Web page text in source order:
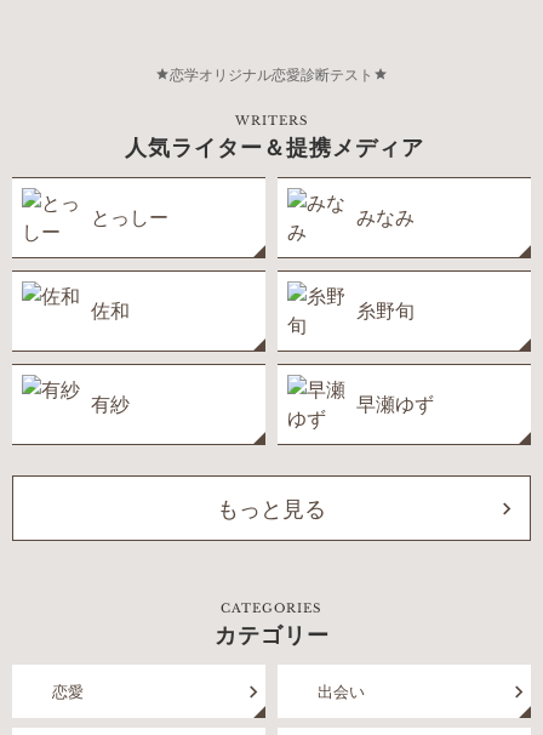
恋学オリジナル恋愛診断テスト
WRITERS
人気ライター＆提携メディア
とっしー みなみ
佐和 糸野旬
有紗 早瀬ゆず
もっと見る
CATEGORIES
カテゴリー
恋愛 出会い